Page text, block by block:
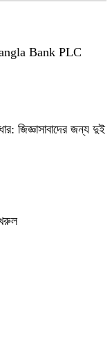
Bank PLC
জিজ্ঞাসাবাদের জন্য দুই